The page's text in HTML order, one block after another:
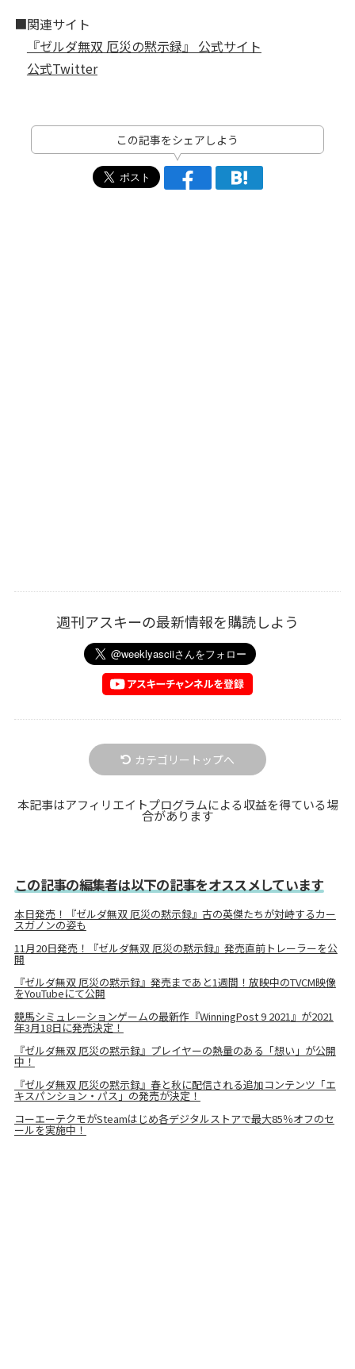
■関連サイト
『ゼルダ無双 厄災の黙示録』 公式サイト
公式Twitter
この記事をシェアしよう
週刊アスキーの最新情報を購読しよう
カテゴリートップへ
本記事はアフィリエイトプログラムによる収益を得ている場
合があります
この記事の編集者は以下の記事をオススメしています
本日発売！『ゼルダ無双 厄災の黙示録』古の英傑たちが対峙するカー
スガノンの姿も
11月20日発売！『ゼルダ無双 厄災の黙示録』発売直前トレーラーを公
開
『ゼルダ無双 厄災の黙示録』発売まであと1週間！放映中のTVCM映像
をYouTubeにて公開
競馬シミュレーションゲームの最新作『WinningPost 9 2021』が2021
年3月18日に発売決定！
『ゼルダ無双 厄災の黙示録』プレイヤーの熱量のある「想い」が公開
中！
『ゼルダ無双 厄災の黙示録』春と秋に配信される追加コンテンツ「エ
キスパンション・パス」の発売が決定！
コーエーテクモがSteamはじめ各デジタルストアで最大85％オフのセ
ールを実施中！